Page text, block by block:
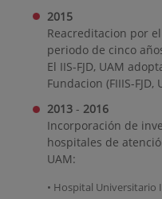
2015
Reacreditacion por
periodo de cinco
El IIS-FJD, UAM
Fundacion (FIIIS-FJD,
2013- 2016
Incorporación de
hospitales de
UAM:
• Hospital Universitario